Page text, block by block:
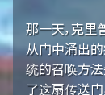
那一天，克
从门中涌出
统的召唤方
了这扇传送